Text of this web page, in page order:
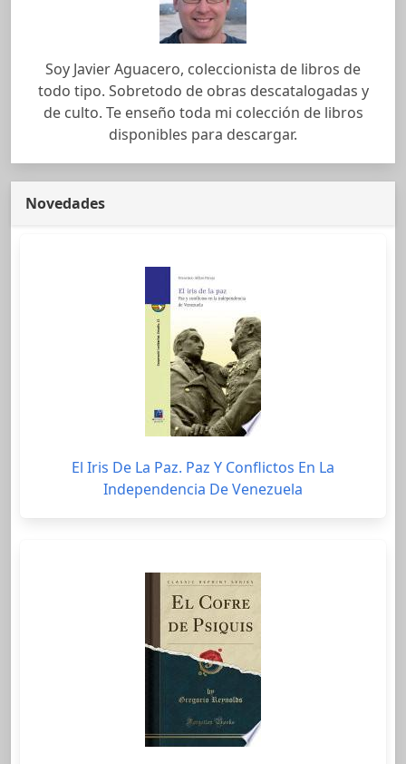
Soy Javier Aguacero, coleccionista de libros de
todo tipo. Sobretodo de obras descatalogadas y
de culto. Te enseño toda mi colección de libros
disponibles para descargar.
Novedades
El Iris De La Paz. Paz Y Conflictos En La
Independencia De Venezuela